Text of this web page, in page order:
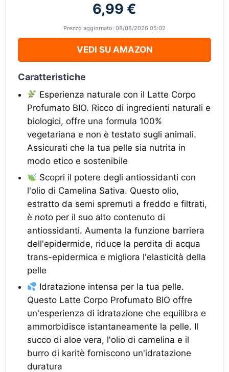
6,99 €
Prezzo aggiornato: 08/08/2026 05:02
VEDI SU AMAZON
Caratteristiche
Esperienza naturale con il Latte Corpo
Profumato BIO. Ricco di ingredienti naturali e
biologici, offre una formula 100%
vegetariana e non è testato sugli animali.
Assicurati che la tua pelle sia nutrita in
modo etico e sostenibile
Scopri il potere degli antiossidanti con
l'olio di Camelina Sativa. Questo olio,
estratto da semi spremuti a freddo e filtrati,
è noto per il suo alto contenuto di
antiossidanti. Aumenta la funzione barriera
dell'epidermide, riduce la perdita di acqua
trans-epidermica e migliora l'elasticità della
pelle
Idratazione intensa per la tua pelle.
Questo Latte Corpo Profumato BIO offre
un'esperienza di idratazione che equilibra e
ammorbidisce istantaneamente la pelle. Il
succo di aloe vera, l'olio di camelina e il
burro di karitè forniscono un'idratazione
duratura